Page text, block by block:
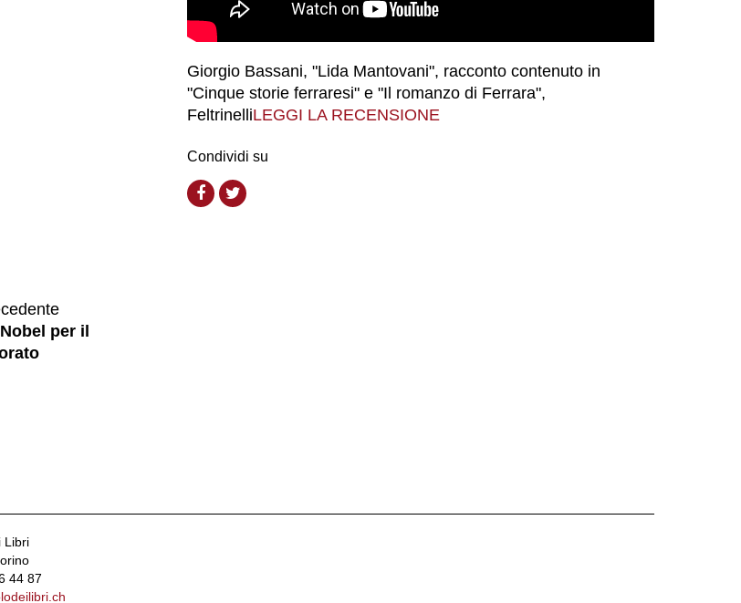
Giorgio Bassani, "Lida Mantovani", racconto contenuto in
"Cinque storie ferraresi" e "Il romanzo di Ferrara",
FeltrinelliLEGGI LA RECENSIONE
Condividi su
per il
Libri
44 87